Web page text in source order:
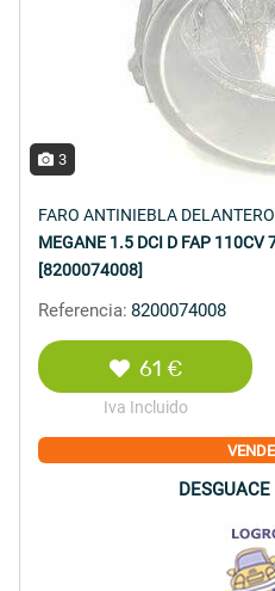
3
FARO ANTINIEBLA
MEGANE 1.5 DCI D FAP
[8200074008]
Referencia: 8200074008
61 €
Iva Incluido